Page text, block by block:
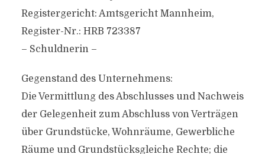
Registergericht: Amtsgericht Mannheim,
Register-Nr.: HRB 723387
– Schuldnerin –
Gegenstand des Unternehmens:
Die Vermittlung des Abschlusses und Nachweis
der Gelegenheit zum Abschluss von Verträgen
über Grundstücke, Wohnräume, Gewerbliche
Räume und Grundstücksgleiche Rechte; die